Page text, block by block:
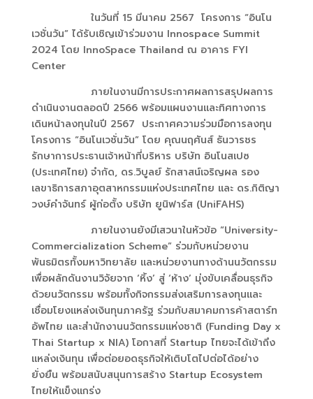
ในวันที่ 15 มีนาคม 2567 โครงการ “อินโน
เวชั่นวัน” ได้รับเชิญเข้าร่วมงาน Innospace Summit
2024 โดย InnoSpace Thailand ณ อาคาร FYI
Center
ภายในงานมีการประกาศผลการสรุปผลการ
ดำเนินงานตลอดปี 2566 พร้อมแผนงานและทิศทางการ
เดินหน้าลงทุนในปี 2567 ประกาศความร่วมมือการลงทุน
โครงการ “อินโนเวชั่นวัน” โดย คุณนฤศันส์ ธันวารชร
รักษาการประธานเจ้าหน้าที่บริหาร บริษัท อินโนสเปซ
(ประเทศไทย) จำกัด, ดร.วิบูลย์ รักสาสน์เจริญผล รอง
เลขาธิการสภาอุตสาหกรรมแห่งประเทศไทย และ ดร.กิติญา
วงษ์คำจันทร์ ผู้ก่อตั้ง บริษัท ยูนิฟาร์ส (UniFAHS)
ภายในงานยังมีเสวนาในหัวข้อ “University-
Commercialization Scheme” ร่วมกับหน่วยงาน
พันธมิตรทั้งมหาวิทยาลัย และหน่วยงานทางด้านนวัตกรรม
เพื่อผลักดันงานวิจัยจาก ‘หิ้ง’ สู่ ‘ห้าง’ มุ่งขับเคลื่อนธุรกิจ
ด้วยนวัตกรรม พร้อมทั้งกิจกรรมส่งเสริมการลงทุนและ
เชื่อมโยงแหล่งเงินทุนภาครัฐ ร่วมกับสมาคมการค้าสตาร์ท
อัพไทย และสำนักงานนวัตกรรมแห่งชาติ (Funding Day x
Thai Startup x NIA) โอกาสที่ Startup ไทยจะได้เข้าถึง
แหล่งเงินทุน เพื่อต่อยอดธุรกิจให้เติบโตไปต่อได้อย่าง
ยั่งยืน พร้อมสนับสนุนการสร้าง Startup Ecosystem
ไทยให้แข็งแกร่ง